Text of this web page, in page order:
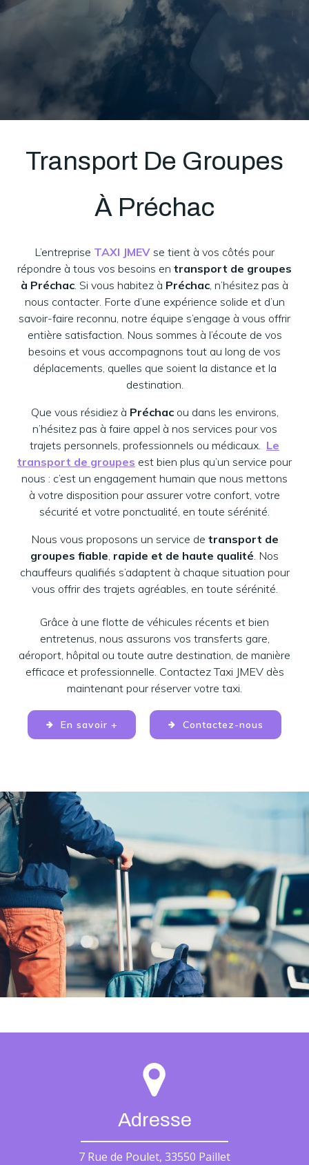
Transport De Groupes
À Préchac
L’entreprise TAXI JMEV se tient à vos côtés pour
répondre à tous vos besoins en transport de groupes
à Préchac. Si vous habitez à Préchac, n’hésitez pas à
nous contacter. Forte d’une expérience solide et d’un
savoir-faire reconnu, notre équipe s’engage à vous offrir
entière satisfaction. Nous sommes à l’écoute de vos
besoins et vous accompagnons tout au long de vos
déplacements, quelles que soient la distance et la
destination.
Que vous résidiez à Préchacou dans les environs,
n’hésitez pas à faire appel à nos services pour vos
trajets personnels, professionnels ou médicaux. Le
transport de groupes est bien plus qu’un service pour
nous : c’est un engagement humain que nous mettons
à votre disposition pour assurer votre confort, votre
sécurité et votre ponctualité, en toute sérénité.
Nous vous proposons un service de transport de
groupes fiable, rapide et de haute qualité. Nos
chauffeurs qualifiés s’adaptent à chaque situation pour
vous offrir des trajets agréables, en toute sérénité.
Grâce à une flotte de véhicules récents et bien
entretenus, nous assurons vos transferts gare,
aéroport, hôpital ou toute autre destination, de manière
efficace et professionnelle. Contactez Taxi JMEV dès
maintenant pour réserver votre taxi.
En savoir + Contactez-nous
Adresse
7 Rue de Poulet, 33550 Paillet